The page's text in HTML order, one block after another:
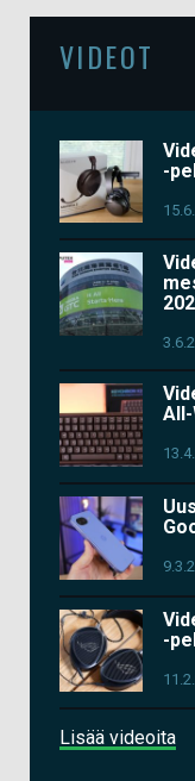
VIDEOT
-
All-
-
Lisää videoita